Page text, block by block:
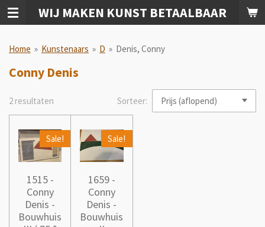
Ga
direct
de
WIJ MAKEN KUNST BETAALBAAR
Home » Kunstenaars » D » Denis, Conny
Conny Denis
2 resultaten Sorteer:
Sale!
1515 -
Conny
Denis -
Bouwhuis
Sale!
1659 -
Conny
Denis -
Bouwhuis